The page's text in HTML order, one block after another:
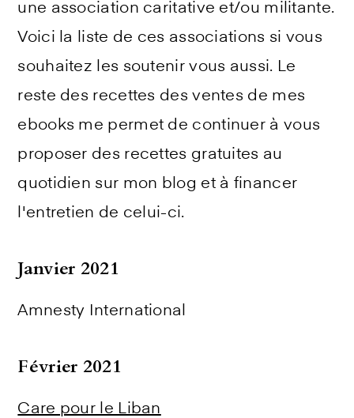
une association caritative et/ou militante.
Voici la liste de ces associations si vous
souhaitez les soutenir vous aussi. Le
reste des recettes des ventes de mes
ebooks me permet de continuer à vous
proposer des recettes gratuites au
quotidien sur mon blog et à financer
l'entretien de celui-ci.
Janvier 2021
Amnesty International
Février 2021
Care pour le Liban